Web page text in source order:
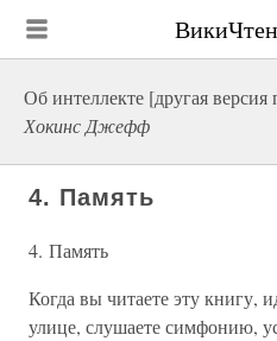
Об интеллекте [другая версия
Хокинс Джефф
4. Память
4. Память
Когда вы читаете эту книгу,
улице, слушаете симфонию,